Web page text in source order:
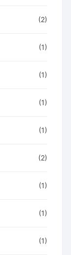
(2)
(1)
(1)
(1)
(1)
(2)
(1)
(1)
(1)